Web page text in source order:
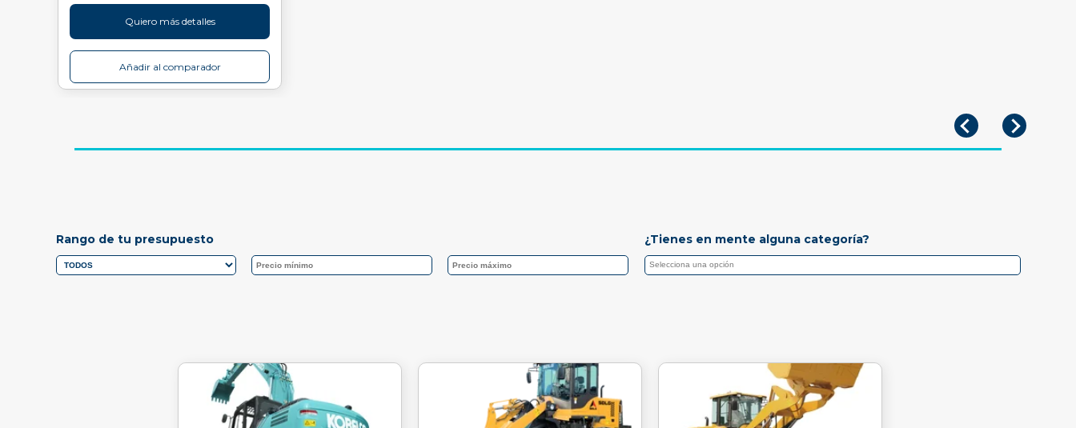
Quiero más detalles
Añadir al comparador
Rango de tu presupuesto ¿Tienes en mente alguna categoría?